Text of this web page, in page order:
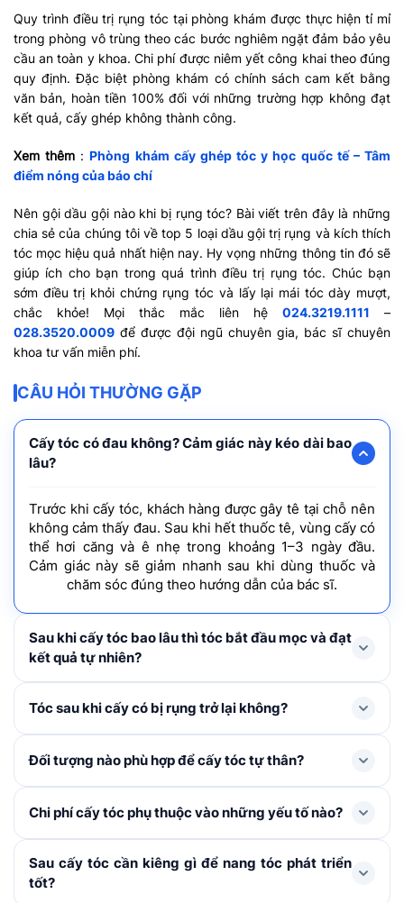
Quy trình điều trị rụng tóc tại phòng khám được thực hiện tỉ mỉ
trong phòng vô trùng theo các bước nghiêm ngặt đảm bảo yêu
cầu an toàn y khoa. Chi phí được niêm yết công khai theo đúng
quy định. Đặc biệt phòng khám có chính sách cam kết bằng
văn bản, hoàn tiền 100% đối với những trường hợp không đạt
kết quả, cấy ghép không thành công.
Xem thêm :Phòng khám cấy ghép tóc y học quốc tế – Tâm
điểm nóng của báo chí
Nên gội dầu gội nào khi bị rụng tóc? Bài viết trên đây là những
chia sẻ của chúng tôi về top 5 loại dầu gội trị rụng và kích thích
tóc mọc hiệu quả nhất hiện nay. Hy vọng những thông tin đó sẽ
giúp ích cho bạn trong quá trình điều trị rụng tóc. Chúc bạn
sớm điều trị khỏi chứng rụng tóc và lấy lại mái tóc dày mượt,
chắc khỏe! Mọi thắc mắc liên hệ 024.3219.1111 –
028.3520.0009 để được đội ngũ chuyên gia, bác sĩ chuyên
khoa tư vấn miễn phí.
CÂU HỎI THƯỜNG GẶP
Cấy tóc có đau không? Cảm giác này kéo dài bao
lâu?
Trước khi cấy tóc, khách hàng được gây tê tại chỗ nên
không cảm thấy đau. Sau khi hết thuốc tê, vùng cấy có
thể hơi căng và ê nhẹ trong khoảng 1–3 ngày đầu.
Cảm giác này sẽ giảm nhanh sau khi dùng thuốc và
chăm sóc đúng theo hướng dẫn của bác sĩ.
Sau khi cấy tóc bao lâu thì tóc bắt đầu mọc và đạt
kết quả tự nhiên?
Tóc mới thường rụng shock loss trong 1-3 tháng đầu
năm.
Tóc sau khi cấy có bị rụng trở lại không?
Trong 1 – 3 tháng đầu, tóc cấy có thể rụng thay thân
sẽ sinh trưởng và phát triển như tóc tự nhiên không bị
Đối tượng nào phù hợp để cấy tóc tự thân?
Cấy tóc tự thân được chỉ định cho người bị hói đầu, tóc
vùng da đầu. Khách hàng cần từ đủ 18 tuổi trở lên, sức
khỏe ổn định và có vùng tóc hiến dày khỏe để đảm
Chi phí cấy tóc phụ thuộc vào những yếu tố nào?
Chi phí cấy tóc được xác định dựa trên: Số lượng nang
tóc cần cấy, kỹ thuật áp dụng, các khoản chi phí phát
Sau cấy tóc cần kiêng gì để nang tóc phát triển
tốt?